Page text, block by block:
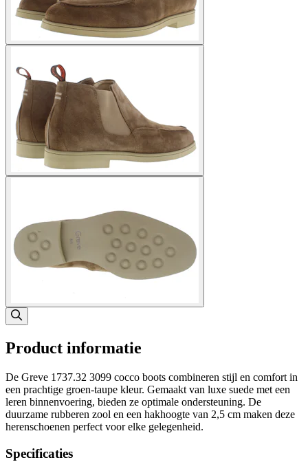
Product informatie
De Greve 1737.32 3099 cocco boots combineren stijl en comfort in
een prachtige groen-taupe kleur. Gemaakt van luxe suede met een
leren binnenvoering, bieden ze optimale ondersteuning. De
duurzame rubberen zool en een hakhoogte van 2,5 cm maken deze
herenschoenen perfect voor elke gelegenheid.
Specificaties